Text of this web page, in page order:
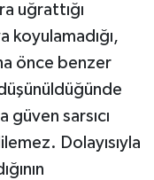
uğrattığı
koyulamadığı,
önce benzer
güven sarsıcı
Dolayısıyla